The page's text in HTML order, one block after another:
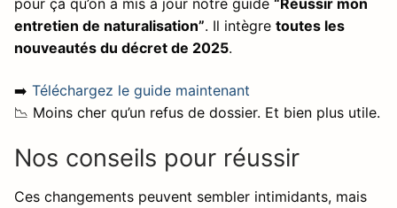
pour ça qu’on a mis à jour notre guide “Réussir mon
entretien de naturalisation”. Il intègre toutes les
nouveautés du décret de 2025.
➡️ Téléchargez le guide maintenant
📉 Moins cher qu’un refus de dossier. Et bien plus utile.
Nos conseils pour réussir
Ces changements peuvent sembler intimidants, mais